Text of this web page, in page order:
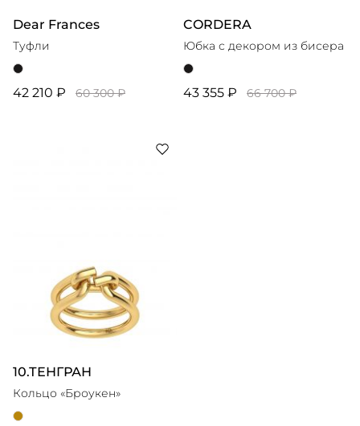
Dear Frances
Туфли
42 210 ₽ 60 300 ₽
CORDERA
Юбка с декором из бисера
43 355 ₽ 66 700 ₽
10.ТЕНГРАН
Кольцо «Броукен»